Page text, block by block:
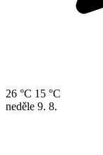
26 °C 15 °C
neděle 9. 8.